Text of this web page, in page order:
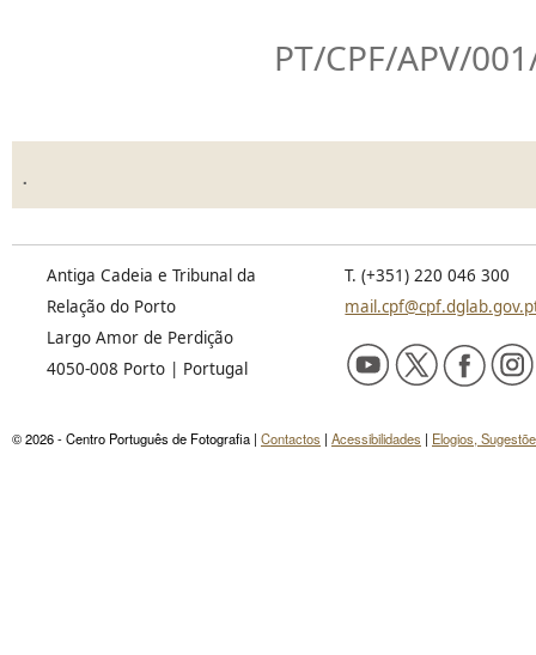
PT/CPF/APV/
.
Antiga Cadeia e Tribunal da
Relação do Porto
Largo Amor de Perdição
4050-008 Porto | Portugal
T. (+351) 220 046 300
© 2026 - Centro Português de Fotografia | Contactos | Acessibilidades | Elogios,